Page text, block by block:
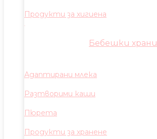
Продукти за хигиена
Бебешки храни
Адаптирани млека
Разтворими каши
Пюрета
Продукти за хранене